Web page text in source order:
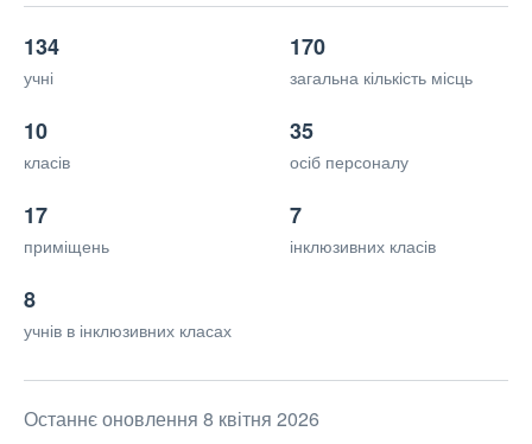
134
учні
170
загальна кількість місць
10
класів
35
осіб персоналу
17
приміщень
7
інклюзивних класів
8
учнів в інклюзивних класах
Останнє оновлення 8 квітня 2026